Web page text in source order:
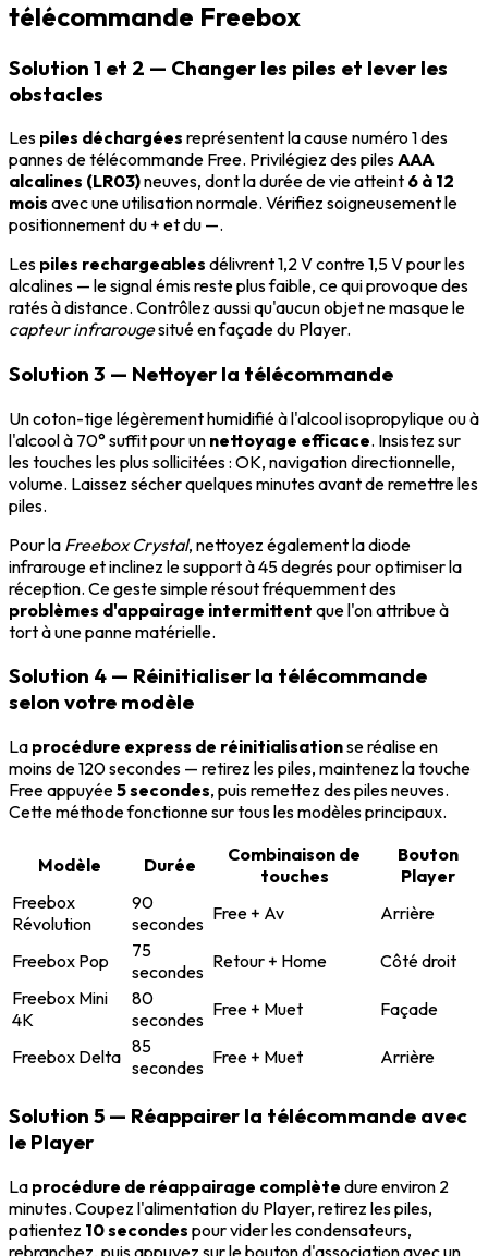
télécommande Freebox
Solution 1 et 2 — Changer les piles et lever les
obstacles
Les piles déchargées représentent la cause numéro 1 des
pannes de télécommande Free. Privilégiez des pilesAAA
alcalines (LR03)neuves, dont la durée de vie atteint 6 à 12
mois avec une utilisation normale. Vérifiez soigneusement le
positionnement du + et du —.
Les piles rechargeables délivrent 1,2 V contre 1,5 V pour les
alcalines — le signal émis reste plus faible, ce qui provoque des
ratés à distance. Contrôlez aussi qu'aucun objet ne masque le
capteur infrarougesitué en façade du Player.
Solution 3 — Nettoyer la télécommande
Un coton-tige légèrement humidifié à l'alcool isopropylique ou à
l'alcool à 70° suffit pour un nettoyage efficace. Insistez sur
les touches les plus sollicitées : OK, navigation directionnelle,
volume. Laissez sécher quelques minutes avant de remettre les
piles.
Pour la Freebox Crystal, nettoyez également la diode
infrarouge et inclinez le support à 45 degrés pour optimiser la
réception. Ce geste simple résout fréquemment des
problèmes d'appairage intermittent que l'on attribue à
tort à une panne matérielle.
Solution 4 — Réinitialiser la télécommande
selon votre modèle
La procédure express de réinitialisationse réalise en
moins de 120 secondes — retirez les piles, maintenez la touche
Free appuyée5 secondes, puis remettez des piles neuves.
Cette méthode fonctionne sur tous les modèles principaux.
Modèle Durée
Combinaison de
touches
Bouton
Player
Freebox
Révolution
90
secondes Free + Av Arrière
Freebox Pop
75
secondes Retour + Home
Côté droit
Freebox Mini
4K
80
secondes Free + Muet Façade
Freebox Delta 85
secondes Free + Muet Arrière
Solution 5 — Réappairer la télécommande avec
le Player
La procédure de réappairage complète dure environ 2
minutes. Coupez l'alimentation du Player, retirez les piles,
patientez 10 secondes pour vider les condensateurs,
rebranchez, puis appuyez sur le bouton d'association avec un